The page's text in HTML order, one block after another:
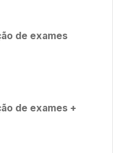
de exames
de exames +